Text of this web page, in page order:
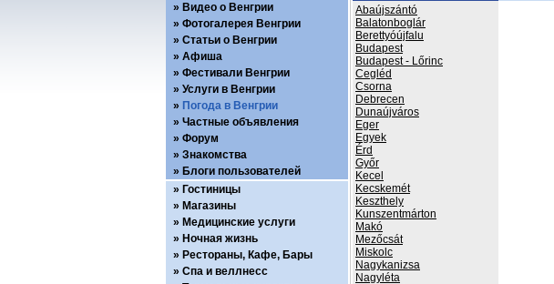
Abaújszántó
Balatonboglár
Berettyóújfalu
Budapest
Budapest - Lőrinc
Cegléd
Csorna
Debrecen
Dunaújváros
Eger
Egyek
Érd
Győr
Kecel
Kecskemét
Keszthely
Kunszentmárton
Makó
Mezőcsát
Miskolc
Nagykanizsa
Nagyléta
Видео о Венгрии
Фотогалерея Венгрии
Статьи о Венгрии
Афиша
Фестивали Венгрии
Услуги в Венгрии
Погода в Венгрии
Частные объявления
Форум
Знакомства
Блоги пользователей
Гостиницы
Магазины
Медицинские услуги
Ночная жизнь
Рестораны, Кафе, Бары
Спа и веллнесс